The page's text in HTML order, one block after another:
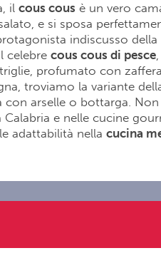
il cous cous è un vero
e si sposa
indiscusso della
celebre cous cous di pesce
profumato con
troviamo la variante
con arselle o bottarga.
Calabria e nelle cucine
adattabilità nella cucina